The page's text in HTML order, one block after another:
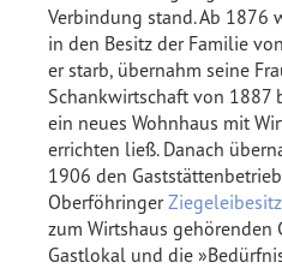
Verbindung stand. Ab 1876
in den Besitz der Familie
er starb, übernahm seine
Schankwirtschaft von 1887
ein neues Wohnhaus mit
errichten ließ. Danach
1906 den
Oberföhringer
zum Wirtshaus gehörenden
Gastlokal und die